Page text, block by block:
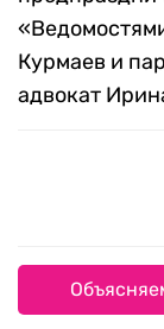
Курмаев и
адвокат